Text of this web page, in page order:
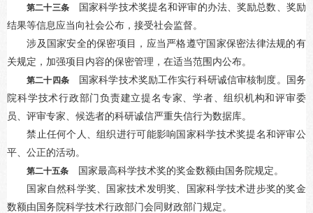
第二十三条国家科学技术奖提名和评审的办法、奖励总数、奖励
结果等信息应当向社会公布，接受社会监督。
涉及国家安全的保密项目，应当严格遵守国家保密法律法规的有
关规定，加强项目内容的保密管理，在适当范围内公布。
第二十四条国家科学技术奖励工作实行科研诚信审核制度。国务
院科学技术行政部门负责建立提名专家、学者、组织机构和评审委
员、评审专家、候选者的科研诚信严重失信行为数据库。
禁止任何个人、组织进行可能影响国家科学技术奖提名和评审公
平、公正的活动。
第二十五条 国家最高科学技术奖的奖金数额由国务院规定。
国家自然科学奖、国家技术发明奖、国家科学技术进步奖的奖金
数额由国务院科学技术行政部门会同财政部门规定。